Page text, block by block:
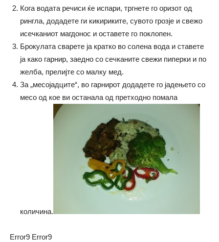
Кога водата речиси ќе испари, тргнете го оризот од
рингла, додадете ги кикириките, сувото грозје и свежо
исечканиот магдонос и оставете го поклопен.
Брокулата сварете ја кратко во солена вода и ставете
ја како гарнир, заедно со сечканите свежи пиперки и по
желба, прелијте со малку мед.
За „месојадците“, во гарнирот додадете го јадењето со
месо од кое ви останала од претходно помала
количина.
Error9 Error9